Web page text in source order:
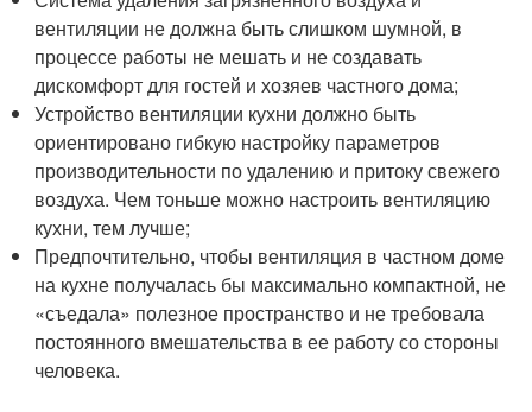
вентиляции не должна быть слишком шумной, в
процессе работы не мешать и не создавать
дискомфорт для гостей и хозяев частного дома;
Устройство вентиляции кухни должно быть
ориентировано гибкую настройку параметров
производительности по удалению и притоку свежего
воздуха. Чем тоньше можно настроить вентиляцию
кухни, тем лучше;
Предпочтительно, чтобы вентиляция в частном доме
на кухне получалась бы максимально компактной, не
«съедала» полезное пространство и не требовала
постоянного вмешательства в ее работу со стороны
человека.